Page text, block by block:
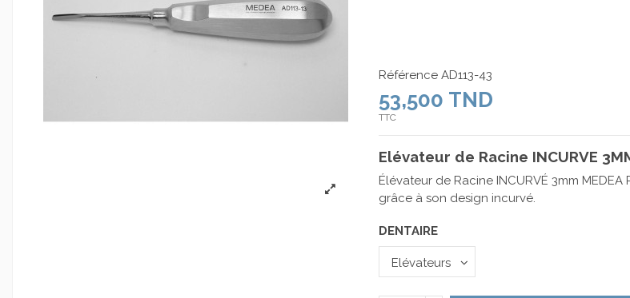
Référence AD113-43
53,500 TND
TTC
Elévateur de Racine INCURVE
Élévateur de Racine INCURVÉ 3mm
grâce à son design incurvé.
DENTAIRE